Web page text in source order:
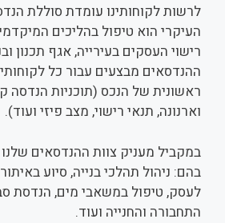
לרשות לקוחותינו עומדת סוללת
העיקרי הוא טיפול בהליכים
רישוי העסקים בעירייה, אגף תכנון
ההנדסאים מבצעים עבור כל
ראשונית של הנכס (תוכניות הנדסה
וארנונה, תנאי רישוי, מצב פיזי ועוד).
במקביל מעניק צוות ההנדסאים
בהם: ניהול תהלכי בנייה, סיוע
לעסק, טיפול במשאבי מים, הנדסת
התחבורה והחנייה ועוד.